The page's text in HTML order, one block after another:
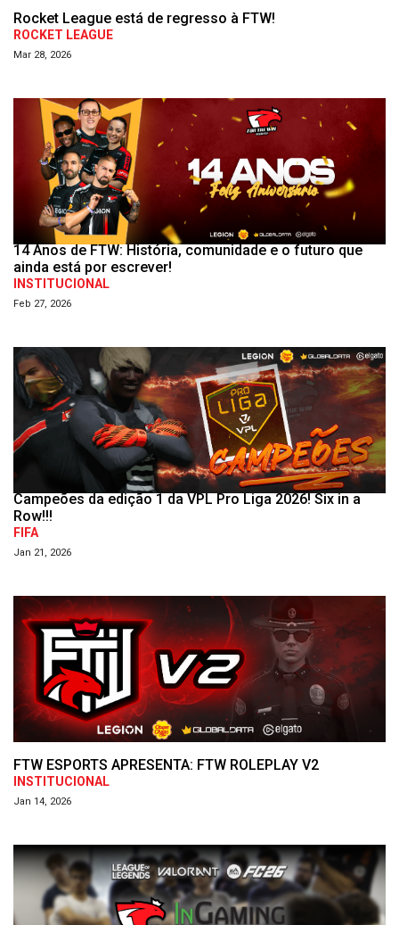
Rocket League está de regresso à FTW!
ROCKET LEAGUE
Mar 28, 2026
14 Anos de FTW: História, comunidade e o futuro que
ainda está por escrever!
INSTITUCIONAL
Feb 27, 2026
Campeões da edição 1 da VPL Pro Liga 2026! Six in a
Row!!!
FIFA
Jan 21, 2026
FTW ESPORTS APRESENTA: FTW ROLEPLAY V2
INSTITUCIONAL
Jan 14, 2026